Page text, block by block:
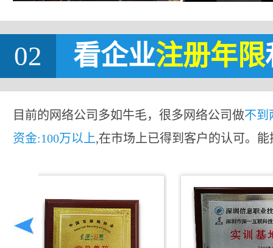
02 看企业注册年限
目前的网络公司多如牛毛，很多网络公司做不到
资金:100万以上,在市场上已得到客户的认可。